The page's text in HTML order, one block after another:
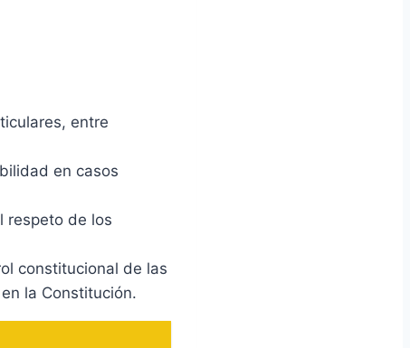
entre
en casos
respeto de los
constitucional de las
la Constitución.